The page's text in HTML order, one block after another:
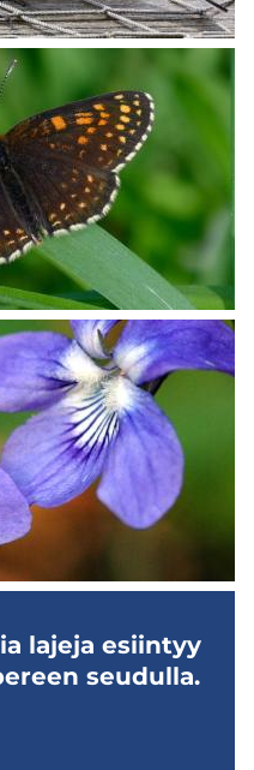
la­je­ja esiin­tyy
seu­dul­la.